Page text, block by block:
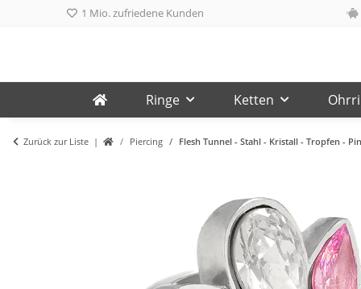
1 Mio. zufriedene Kunden
Ringe Ketten
Zurück zur Liste Piercing Flesh Tunnel - Stahl - Kristall - Tropfen -